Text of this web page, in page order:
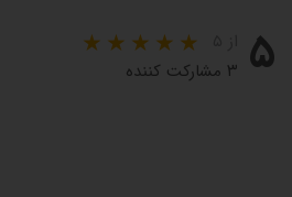
۵ ۳ مشارکت کننده